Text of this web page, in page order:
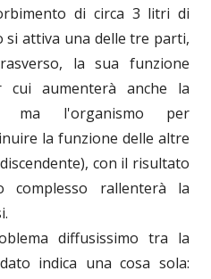
di circa 3 litri di
si attiva una delle tre parti,
la sua funzione
aumenterà anche la
ma l'organismo per
la funzione delle altre
con il risultato
rallenterà la
diffusissimo tra la
indica una cosa sola: